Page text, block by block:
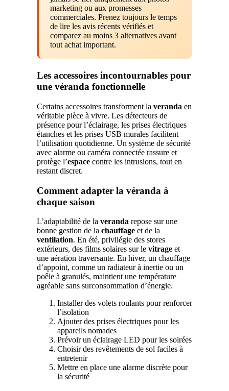
marketing ou aux promesses
commerciales. Prenez toujours le temps
de lire les avis récents vérifiés et
comparez au moins 3 alternatives avant
tout achat important.
Les accessoires incontournables pour
une véranda fonctionnelle
Certains accessoires transforment la veranda en
véritable pièce à vivre. Les détecteurs de
présence pour l’éclairage, les prises électriques
étanches et les prises USB murales facilitent
l’utilisation quotidienne. Un système de sécurité
avec alarme ou caméra connectée rassure et
protège l’espace contre les intrusions, tout en
restant discret.
Comment adapter la véranda à
chaque saison
L’adaptabilité de la veranda repose sur une
bonne gestion de la chauffage et de la
ventilation. En été, privilégie des stores
extérieurs, des films solaires sur le vitrage et
une aération traversante. En hiver, un chauffage
d’appoint, comme un radiateur à inertie ou un
poêle à granulés, maintient une température
agréable sans surconsommation d’énergie.
Installer des volets roulants pour renforcer
l’isolation
Ajouter des prises électriques pour les
appareils nomades
Prévoir un éclairage LED pour les soirées
Choisir des revêtements de sol faciles à
entretenir
Mettre en place une alarme discrète pour
la sécurité